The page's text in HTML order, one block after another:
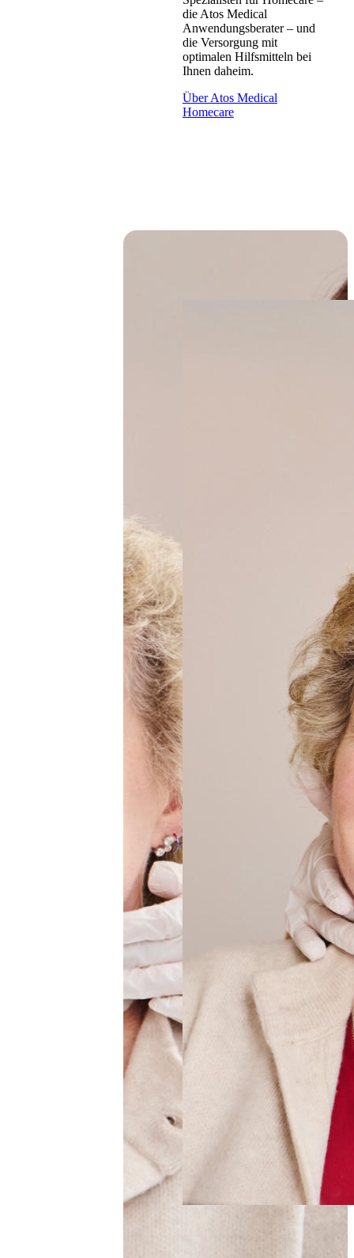
die Atos Medical
Anwendungsberater – und
die Versorgung mit
optimalen Hilfsmitteln bei
Ihnen daheim.
Über Atos Medical
Homecare